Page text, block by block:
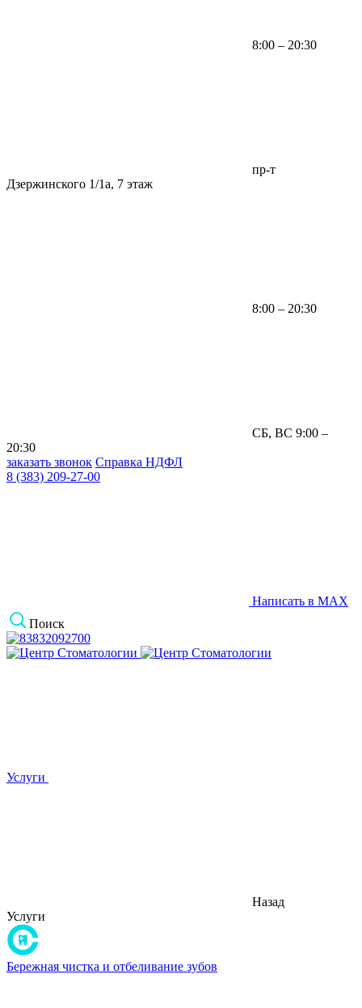
8:00 – 20:30
пр-т
Дзержинского 1/1а, 7 этаж
8:00 – 20:30
СБ, ВС 9:00 –
20:30
заказать звонок Справка НДФЛ
8 (383) 209-27-00
Написать в MAX
Поиск
Услуги
Назад
Услуги
Бережная чистка и отбеливание зубов